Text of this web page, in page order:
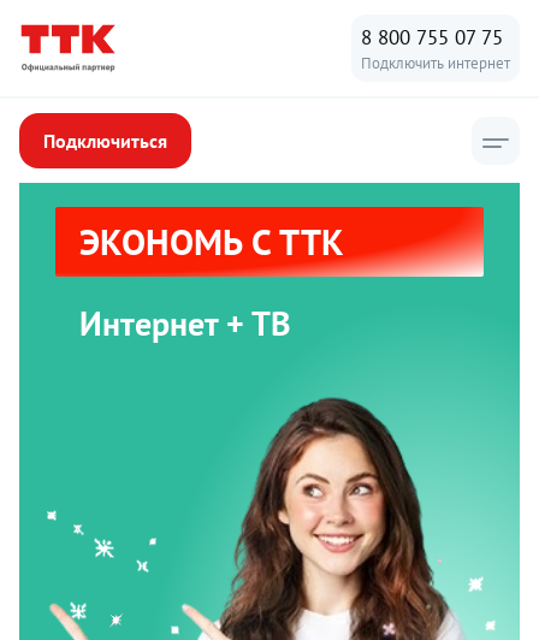
8 800 755 07 75
Подключить интернет
Подключиться
ЭКОНОМЬ С ТТК
Интернет + ТВ